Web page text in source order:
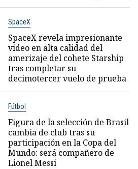
SpaceX
SpaceX revela impresionante
video en alta calidad del
amerizaje del cohete Starship
tras completar su
decimotercer vuelo de prueba
Fútbol
Figura de la selección de Brasil
cambia de club tras su
participación en la Copa del
Mundo: será compañero de
Lionel Messi